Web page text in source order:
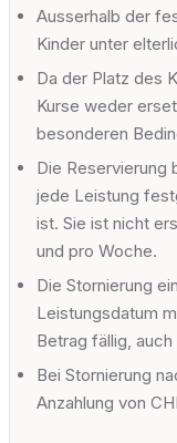
Ausserhalb der
Kinder unter
Da der Platz des
Kurse weder
besonderen
Die Reservierung
jede Leistung
ist. Sie ist nicht
und pro Woche.
Die Stornierung
Leistungsdatum
Betrag fällig,
Bei Stornierung
Anzahlung von